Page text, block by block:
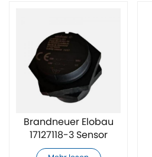
Brandneuer Elobau
17127118-3 Sensor